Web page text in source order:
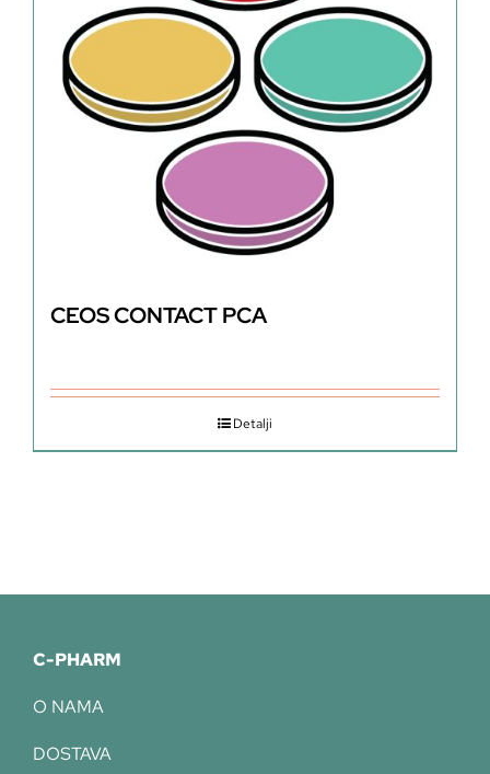
CEOS CONTACT PCA
Detalji
C-PHARM
O NAMA
DOSTAVA